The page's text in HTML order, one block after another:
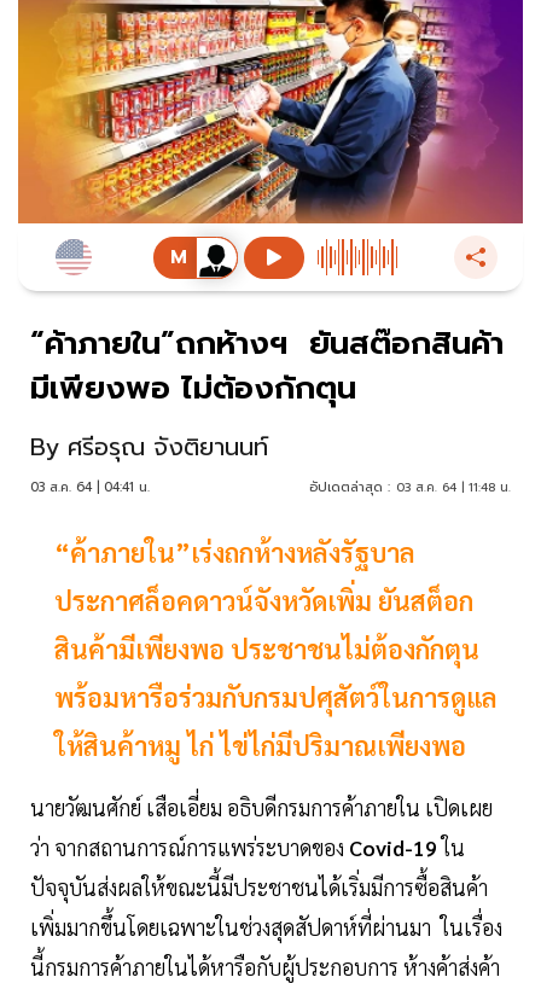
“ค้าภายใน”ถกห้างฯ ยันสต๊อกสินค้า
มีเพียงพอ ไม่ต้องกักตุน
By ศรีอรุณ จังติยานนท์
03 ส.ค. 64 | 04:41 น. อัปเดตล่าสุด : 03 ส.ค. 64 | 11:48 น.
“ค้าภายใน”เร่งถกห้างหลังรัฐบาล
ประกาศล็อคดาวน์จังหวัดเพิ่ม ยันสต็อก
สินค้ามีเพียงพอ ประชาชนไม่ต้องกักตุน
พร้อมหารือร่วมกับกรมปศุสัตว์ในการดูแล
ให้สินค้าหมู ไก่ ไข่ไก่มีปริมาณเพียงพอ
นายวัฒนศักย์ เสือเอี่ยม อธิบดีกรมการค้าภายใน เปิดเผย
ว่า จากสถานการณ์การแพร่ระบาดของ Covid-19ใน
ปัจจุบันส่งผลให้ขณะนี้มีประชาชนได้เริ่มมีการซื้อสินค้า
เพิ่มมากขึ้นโดยเฉพาะในช่วงสุดสัปดาห์ที่ผ่านมา ในเรื่อง
นี้กรมการค้าภายในได้หารือกับผู้ประกอบการ ห้างค้าส่งค้า